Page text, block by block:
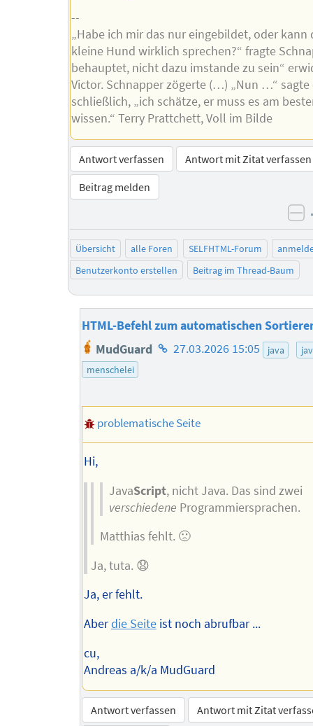
--
„Habe ich mir das nur eingebildet, oder kann
kleine Hund wirklich sprechen?“ fragte
behauptet, nicht dazu imstande zu sein“
Victor. Schnapper zögerte (…) „Nun …“ sagte
schließlich, „ich schätze, er muss es am
wissen.“ Terry Prattchett, Voll im Bilde
Antwort verfassen
Antwort mit Zitat verfassen
Beitrag melden
Übersicht alle Foren SELFHTML-Forum
Benutzerkonto erstellen
Beitrag im Thread-Baum
HTML-Befehl zum automatischen
MudGuard Homepage
27.03.2026 15:05 java
menschelei
problematische Seite
Hi,
JavaScript, nicht Java. Das sind zwei
verschiedene Programmiersprachen.
Matthias fehlt. 🙁
Ja, tuta. 😧
Ja, er fehlt.
Aberdie Seiteist noch abrufbar ...
cu,
Andreas a/k/a MudGuard
Antwort verfassen
Antwort mit Zitat